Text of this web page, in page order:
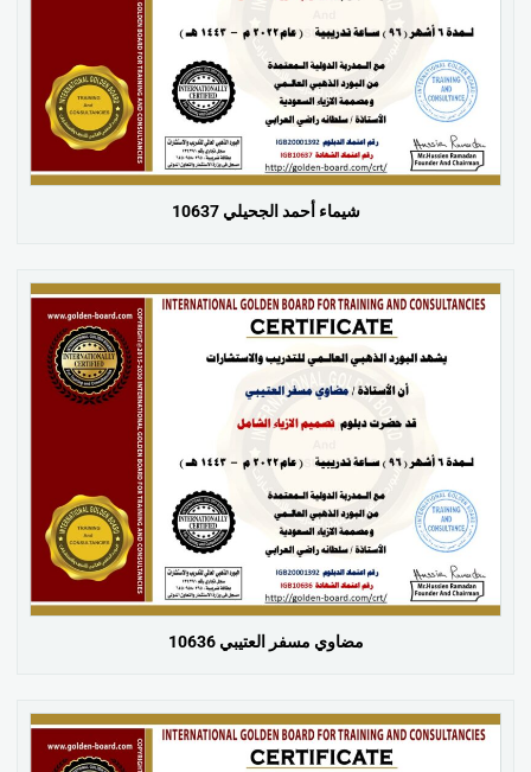
شيماء أحمد الجحيلي 10637
مضاوي مسفر العتيبي 10636